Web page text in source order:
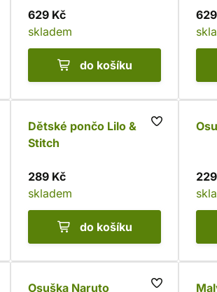
629 Kč
skladem
do košíku
Dětské pončo Lilo &
Stitch
289 Kč
skladem
do košíku
Osuška Naruto